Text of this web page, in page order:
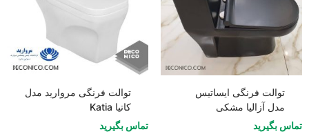
توالت فرنگی ایساتیس
مدل آزالیا مشکی
تماس بگیرید
توالت فرنگی مروارید مدل
کاتیا Katia
تماس بگیرید